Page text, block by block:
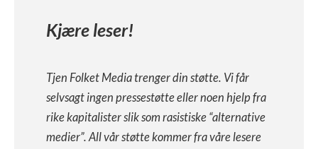
Kjære leser!
Tjen Folket Media trenger din støtte. Vi får
selvsagt ingen pressestøtte eller noen hjelp fra
rike kapitalister slik som rasistiske “alternative
medier”. All vår støtte kommer fra våre lesere